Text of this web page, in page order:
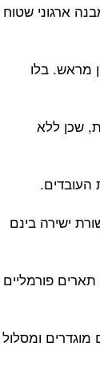
ארגוני שטוח
מראש. בלו
שכן ללא
העובדים.
ישירה בינם
פורמליים
מוגדרים ומסלול